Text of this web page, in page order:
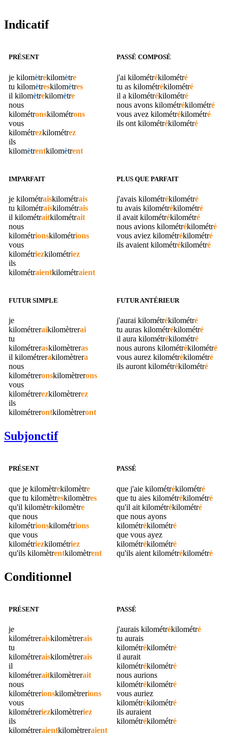
Indicatif
PRÉSENT
je kilomètrekilomètre
tu kilomètreskilomètres
il kilomètrekilomètre
nous
kilométronskilométrons
vous
kilométrezkilométrez
ils
kilomètrentkilomètrent
PASSÉ COMPOSÉ
j'ai kilométrékilométré
tu as kilométrékilométré
il a kilométrékilométré
nous avons kilométrékilométré
vous avez kilométrékilométré
ils ont kilométrékilométré
IMPARFAIT
je kilométraiskilométrais
tu kilométraiskilométrais
il kilométraitkilométrait
nous
kilométrionskilométrions
vous
kilométriezkilométriez
ils
kilométraientkilométraient
PLUS QUE PARFAIT
j'avais kilométrékilométré
tu avais kilométrékilométré
il avait kilométrékilométré
nous avions kilométrékilométré
vous aviez kilométrékilométré
ils avaient kilométrékilométré
FUTUR SIMPLE
je
kilométreraikilomètrerai
tu
kilométreraskilomètreras
il kilométrerakilomètrera
nous
kilométreronskilomètrerons
vous
kilométrerezkilomètrerez
ils
kilométrerontkilomètreront
FUTUR ANTÉRIEUR
j'aurai kilométrékilométré
tu auras kilométrékilométré
il aura kilométrékilométré
nous aurons kilométrékilométré
vous aurez kilométrékilométré
ils auront kilométrékilométré
Subjonctif
PRÉSENT
que je kilomètrekilomètre
que tu kilomètreskilomètres
qu'il kilomètrekilomètre
que nous
kilométrionskilométrions
que vous
kilométriezkilométriez
qu'ils kilomètrentkilomètrent
PASSÉ
que j'aie kilométrékilométré
que tu aies kilométrékilométré
qu'il ait kilométrékilométré
que nous ayons
kilométrékilométré
que vous ayez
kilométrékilométré
qu'ils aient kilométrékilométré
Conditionnel
PRÉSENT
je
kilométreraiskilomètrerais
tu
kilométreraiskilomètrerais
il
kilométreraitkilomètrerait
nous
kilométrerionskilomètrerions
vous
kilométreriezkilomètreriez
ils
kilométreraientkilomètreraient
PASSÉ
j'aurais kilométrékilométré
tu aurais
kilométrékilométré
il aurait
kilométrékilométré
nous aurions
kilométrékilométré
vous auriez
kilométrékilométré
ils auraient
kilométrékilométré